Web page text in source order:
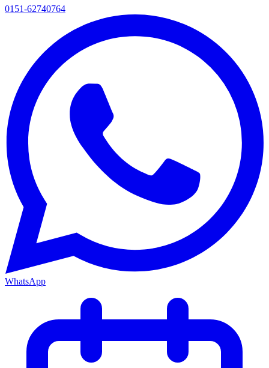
0151-62740764
WhatsApp